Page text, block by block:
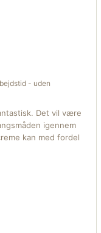
- uden
Det vil være
igennem
kan med fordel